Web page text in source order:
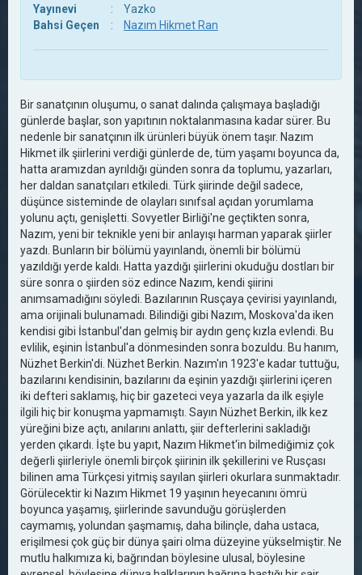
Yayınevi
:
Yazko
Bahsi Geçen
: Nazım Hikmet Ran
Bir sanatçının oluşumu, o sanat dalında çalışmaya başladığı
günlerde başlar, son yapıtının noktalanmasına kadar sürer. Bu
nedenle bir sanatçının ilk ürünleri büyük önem taşır. Nazım
Hikmet ilk şiirlerini verdiği günlerde de, tüm yaşamı boyunca da,
hatta aramızdan ayrıldığı günden sonra da toplumu, yazarları,
her daldan sanatçıları etkiledi. Türk şiirinde değil sadece,
düşünce sisteminde de olayları sınıfsal açıdan yorumlama
yolunu açtı, genişletti. Sovyetler Birliği'ne geçtikten sonra,
Nazım, yeni bir teknikle yeni bir anlayışı harman yaparak şiirler
yazdı. Bunların bir bölümü yayınlandı, önemli bir bölümü
yazıldığı yerde kaldı. Hatta yazdığı şiirlerini okuduğu dostları bir
süre sonra o şiirden söz edince Nazım, kendi şiirini
anımsamadığını söyledi. Bazılarının Rusçaya çevirisi yayınlandı,
ama orijinali bulunamadı. Bilindiği gibi Nazım, Moskova'da iken
kendisi gibi İstanbul'dan gelmiş bir aydın genç kızla evlendi. Bu
evlilik, eşinin İstanbul'a dönmesinden sonra bozuldu. Bu hanım,
Nüzhet Berkin'di. Nüzhet Berkin. Nazım'ın 1923'e kadar tuttuğu,
bazılarını kendisinin, bazılarını da eşinin yazdığı şiirlerini içeren
iki defteri saklamış, hiç bir gazeteci veya yazarla da ilk eşiyle
ilgili hiç bir konuşma yapmamıştı. Sayın Nüzhet Berkin, ilk kez
yüreğini bize açtı, anılarını anlattı, şiir defterlerini sakladığı
yerden çıkardı. İşte bu yapıt, Nazım Hikmet'in bilmediğimiz çok
değerli şiirleriyle önemli birçok şiirinin ilk şekillerini ve Rusçası
bilinen ama Türkçesi yitmiş sayılan şiirleri okurlara sunmaktadır.
Görülecektir ki Nazım Hikmet 19 yaşının heyecanını ömrü
boyunca yaşamış, şiirlerinde savunduğu görüşlerden
caymamış, yolundan şaşmamış, daha bilinçle, daha ustaca,
erişilmesi çok güç bir dünya şairi olma düzeyine yükselmiştir. Ne
mutlu halkımıza ki, bağrından böylesine ulusal, böylesine